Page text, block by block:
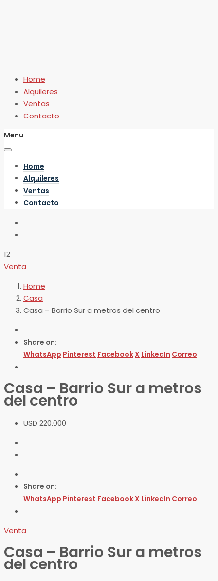
Home
Alquileres
Ventas
Contacto
Menu
Home
Alquileres
Ventas
Contacto
12
Venta
Home
Casa
Casa – Barrio Sur a metros del centro
Share on:
WhatsApp Pinterest FacebookX LinkedIn Correo
Casa – Barrio Sur a metros
del centro
USD 220.000
Share on:
WhatsApp Pinterest FacebookX LinkedIn Correo
Venta
Casa – Barrio Sur a metros
del centro